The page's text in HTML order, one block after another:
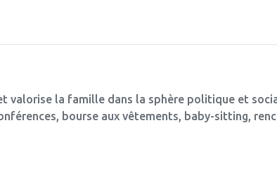
valorise la famille dans la sphère politique et
bourse aux vêtements, baby-sitting,